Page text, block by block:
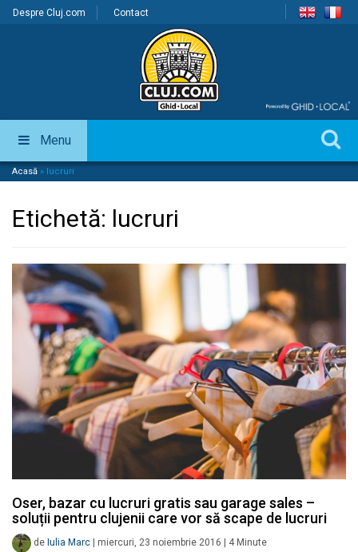
Despre Cluj.com Contact
Menu
Acasă » lucruri
Etichetă: lucruri
Oser, bazar cu lucruri gratis sau garage sales –
soluții pentru clujenii care vor să scape de lucruri
de Iulia Marc miercuri, 23 noiembrie 2016 4 Minute